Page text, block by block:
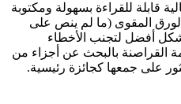
قابلة للقراءة بسهولة ومكتوبة
المقوى (ما لم ينص على
أفضل لتجنب الأخطاء
القراصنة بالبحث عن أجزاء من
على جمعها كجائزة رئيسية.